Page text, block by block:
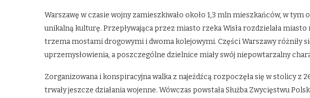
Warszawę w czasie wojny zamieszkiwało około 1,3 mln mieszkańców, w
unikalną kulturę. Przepływająca przez miasto rzeka Wisła rozdzielała miasto
trzema mostami drogowymi i dwoma kolejowymi. Części Warszawy różniły
uprzemysłowienia, a poszczególne dzielnice miały swój niepowtarzalny
Zorganizowana i konspiracyjna walka z najeźdźcą rozpoczęła się w stolicy z
trwały jeszcze działania wojenne. Wówczas powstała Służba Zwycięstwu